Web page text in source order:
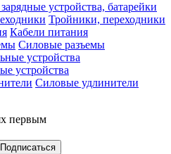
устройства, батарейки
Тройники, переходники
Кабели питания
Силовые разъемы
устройства
Силовые удлинители
первым